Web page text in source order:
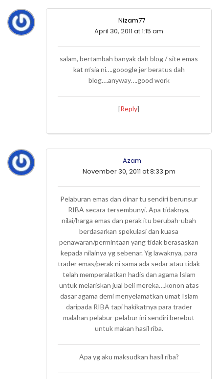
Nizam77
April 30, 2011 at 1:15 am
salam, bertambah banyak dah blog / site emas
kat m’sia ni….gooogle jer beratus dah
blog….anyway….good work
[Reply]
Azam
November 30, 2011 at 8:33 pm
Pelaburan emas dan dinar tu sendiri berunsur
RIBA secara tersembunyi. Apa tidaknya,
nilai/harga emas dan perak itu berubah-ubah
berdasarkan spekulasi dan kuasa
penawaran/permintaan yang tidak berasaskan
kepada nilainya yg sebenar. Yg lawaknya, para
trader emas/perak ni sama ada sedar atau tidak
telah memperalatkan hadis dan agama Islam
untuk melariskan jual beli mereka….konon atas
dasar agama demi menyelamatkan umat Islam
daripada RIBA tapi hakikatnya para trader
malahan pelabur-pelabur ini sendiri berebut
untuk makan hasil riba.
Apa yg aku maksudkan hasil riba?